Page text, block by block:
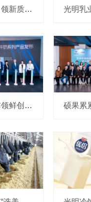
以创新成果引领新质生产力，光明乳业亮相2024世界设计之都大会
光明乳业发布领鲜创新成果，夯实鲜奶行业王者地位